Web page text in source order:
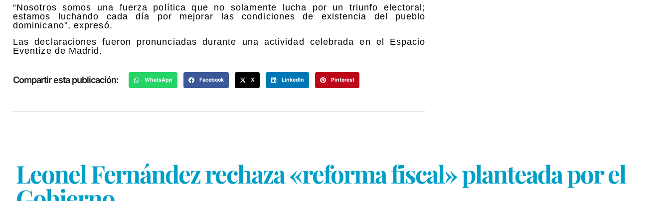
“Nosotros somos una fuerza política que no solamente lucha por un triunfo electoral;
estamos luchando cada día por mejorar las condiciones de existencia del pueblo
dominicano”, expresó.
Las declaraciones fueron pronunciadas durante una actividad celebrada en el Espacio
Eventize de Madrid.
Compartir esta publicación: WhatsApp Facebook X LinkedIn Pinterest
Leonel Fernández rechaza «reforma fiscal» planteada por el